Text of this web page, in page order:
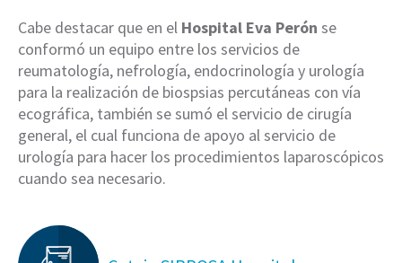
Cabe destacar que en el Hospital Eva Perón se
conformó un equipo entre los servicios de
reumatología, nefrología, endocrinología y urología
para la realización de biospsias percutáneas con vía
ecográfica, también se sumó el servicio de cirugía
general, el cual funciona de apoyo al servicio de
urología para hacer los procedimientos laparoscópicos
cuando sea necesario.